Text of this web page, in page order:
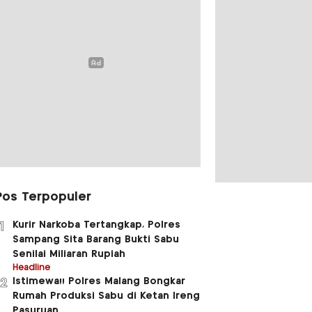
Terpopuler
Kurir Narkoba Tertangkap, Polres
Sampang Sita Barang Bukti Sabu
Senilai Miliaran Rupiah
Headline
Istimewa!! Polres Malang Bongkar
Rumah Produksi Sabu di Ketan Ireng